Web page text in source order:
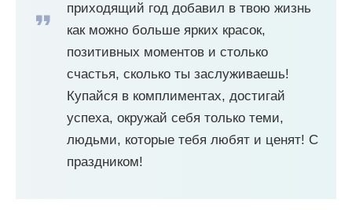
приходящий год добавил в твою жизнь
как можно больше ярких красок,
позитивных моментов и столько
счастья, сколько ты заслуживаешь!
Купайся в комплиментах, достигай
успеха, окружай себя только теми,
людьми, которые тебя любят и ценят! С
праздником!